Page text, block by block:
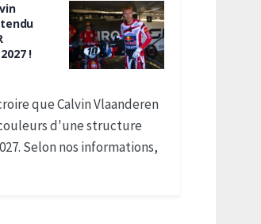
!
que Calvin Vlaanderen
d'une structure
Selon nos informations,